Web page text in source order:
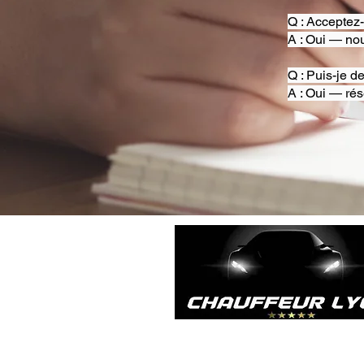
Q :
A : Oui —
Q : Puis-je
A : Oui —